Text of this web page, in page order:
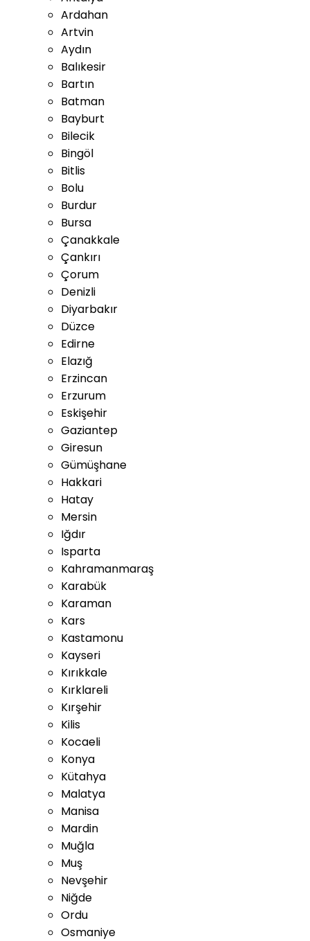
Ardahan
Artvin
Aydın
Balıkesir
Bartın
Batman
Bayburt
Bilecik
Bingöl
Bitlis
Bolu
Burdur
Bursa
Çanakkale
Çankırı
Çorum
Denizli
Diyarbakır
Düzce
Edirne
Elazığ
Erzincan
Erzurum
Eskişehir
Gaziantep
Giresun
Gümüşhane
Hakkari
Hatay
Mersin
Iğdır
Isparta
Kahramanmaraş
Karabük
Karaman
Kars
Kastamonu
Kayseri
Kırıkkale
Kırklareli
Kırşehir
Kilis
Kocaeli
Konya
Kütahya
Malatya
Manisa
Mardin
Muğla
Muş
Nevşehir
Niğde
Ordu
Osmaniye